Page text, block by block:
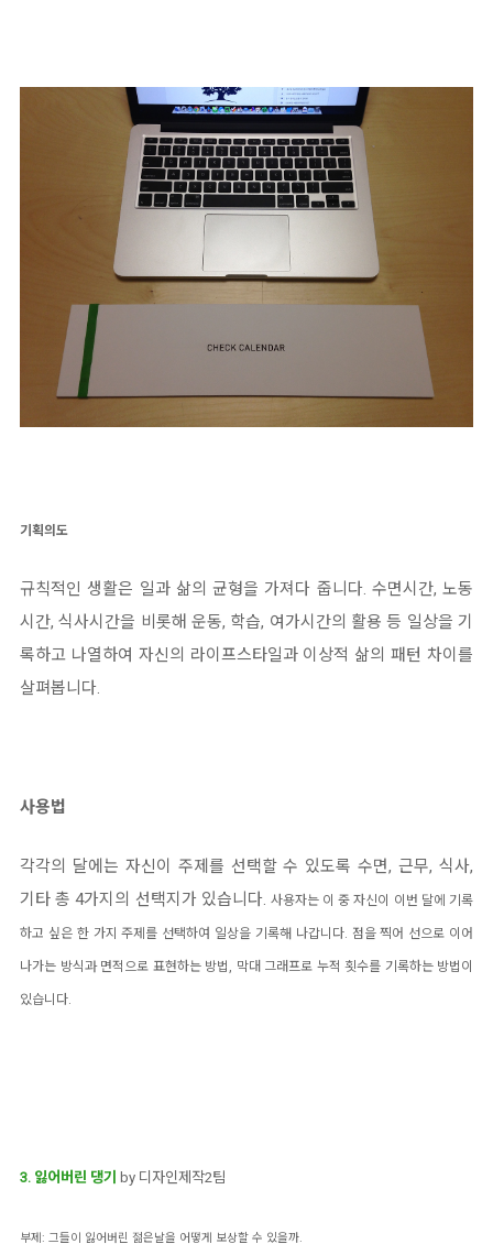
기획의도
규칙적인 생활은 일과 삶의 균형을 가져다 줍니다. 수면시간, 노동
시간, 식사시간을 비롯해 운동, 학습, 여가시간의 활용 등 일상을 기
록하고 나열하여 자신의 라이프스타일과 이상적 삶의 패턴 차이를
살펴봅니다.
사용법
각각의 달에는 자신이 주제를 선택할 수 있도록 수면, 근무, 식사,
기타 총 4가지의 선택지가 있습니다. 사용자는 이 중 자신이 이번 달에 기록
하고 싶은 한 가지 주제를 선택하여 일상을 기록해 나갑니다. 점을 찍어 선으로 이어
나가는 방식과 면적으로 표현하는 방법, 막대 그래프로 누적 횟수를 기록하는 방법이
있습니다.
3. 잃어버린 댕기 by 디자인제작2팀
부제: 그들이 잃어버린 젊은날을 어떻게 보상할 수 있을까.